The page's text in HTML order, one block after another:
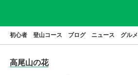
ニュース アクセス 駐車場
登山コース
初心者 登山コース ブログ ニュース グルメ
高尾山の花